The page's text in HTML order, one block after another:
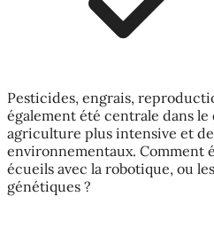
Pesticides, engrais,
également été centrale dans le
agriculture plus intensive et de
environnementaux. Comment
écueils avec la robotique, ou
génétiques ?